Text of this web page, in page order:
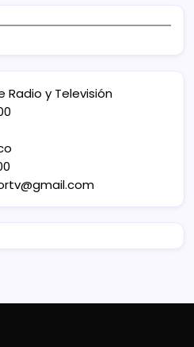
Radio y Televisión